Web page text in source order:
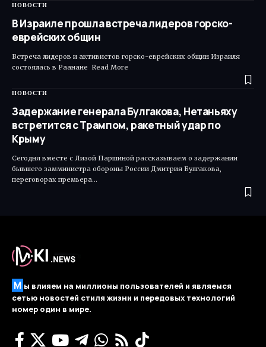
НОВОСТИ
В Израиле прошла встреча лидеров горско-
еврейских общин
Встреча лидеров и активистов горско-еврейских общин Израиля
состоялась в Раанане Read More ​
НОВОСТИ
Задержание генерала Булгакова, Нетаньяху
встретится с Трампом, ракетный удар по
Крыму
Сегодня вместе с Лизой Паршиной рассказываем о задержании
бывшего замминистра обороны России Дмитрия Булгакова,
переговорах премьера…
М ы влияем на миллионы пользователей и являемся
сетью новостей стиля жизни и передовых технологий
номер один в мире.